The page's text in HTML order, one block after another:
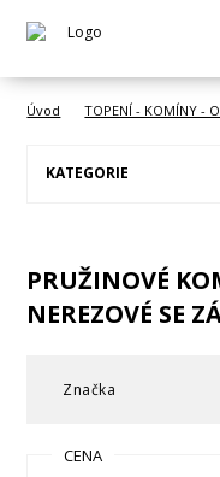
Úvod TOPENÍ - KOMÍNY -
KATEGORIE
PRUŽINOVÉ
NEREZOVÉ SE
Značka
CENA